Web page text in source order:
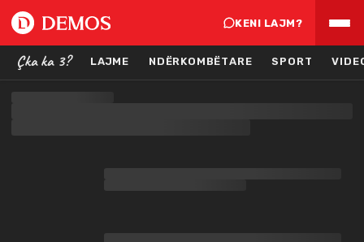
KENI LAJM?
Çka ka 3? LAJME NDËRKOMBËTARE SPORT